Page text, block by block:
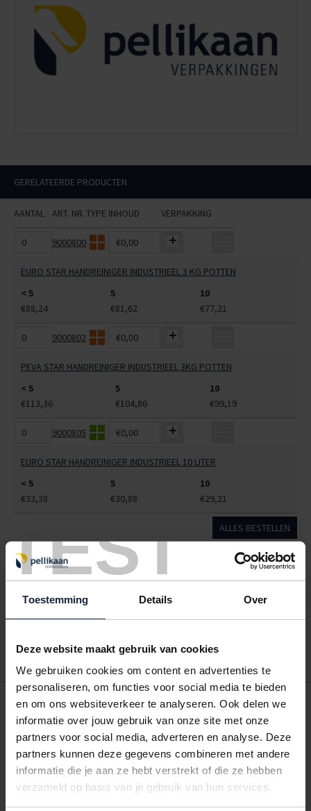
TEST
Toestemming Details Over
Deze website maakt gebruik van cookies
We gebruiken cookies om content en advertenties te
personaliseren, om functies voor social media te bieden
en om ons websiteverkeer te analyseren. Ook delen we
informatie over jouw gebruik van onze site met onze
partners voor social media, adverteren en analyse. Deze
partners kunnen deze gegevens combineren met andere
informatie die je aan ze hebt verstrekt of die ze hebben
verzameld op basis van je gebruik van hun services.
GERELATEERDE PRODUCTEN
AANTAL ART. NR.TYPE INHOUD VERPAKKING
9000800 €0,00
EURO STAR HANDREINIGER INDUSTRIEEL 3 KG POTTEN
< 5
5
10
€88,24
€81,62 €77,21
9000802 €0,00
PEVA STAR HANDREINIGER INDUSTRIEEL 3KG POTTEN
< 5
5
10
€113,36
€104,86 €99,19
9000805 €0,00
EURO STAR HANDREINIGER INDUSTRIEEL 10 LITER
< 5
5
10
€33,38
€30,88 €29,21
ALLES BESTELLEN
Hoe werkt een bestellijst?
Wanneer u bent ingelogd, kunt u een eigen bestellijst maken.
Gebruik bestel- en offertelijsten om eenvoudig en snel producten
te bestellen. Uw bestel- en offertelijsten kunt u terugvinden in uw
POSTDOOS BEDRUKKEN
Voor een veilige verzending
VOOR BOEKEN TOT ONDERDELEN
EXTRA STEVIG